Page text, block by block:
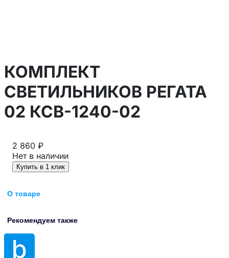
КОМПЛЕКТ
СВЕТИЛЬНИКОВ РЕГАТА
02 КСВ-1240-02
2 860 ₽
Нет в наличии
Купить в 1 клик
О товаре
Рекомендуем также